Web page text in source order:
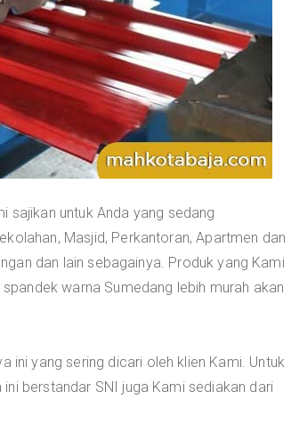
sajikan untuk Anda yang sedang
Masjid, Perkantoran, Apartmen dan
dan lain sebagainya. Produk yang Kami
warna Sumedang lebih murah akan
ini yang sering dicari oleh klien Kami. Untuk
berstandar SNI juga Kami sediakan dari